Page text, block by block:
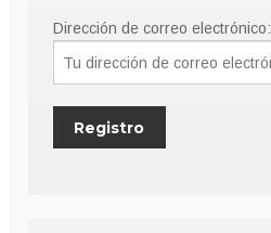
Dirección de correo electrónico: